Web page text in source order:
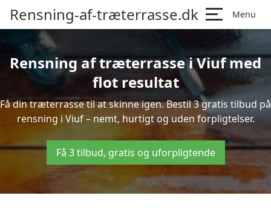
Rensning-af-træterrasse.dk Menu
Rensning af træterrasse i Viuf med
flot resultat
Få din træterrasse til at skinne igen. Bestil 3 gratis tilbud på
rensning i Viuf – nemt, hurtigt og uden forpligtelser.
Få 3 tilbud, gratis og uforpligtende